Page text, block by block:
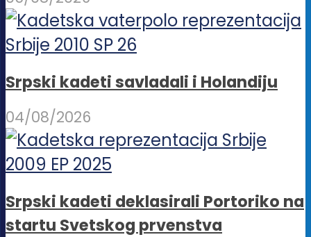
Srpski kadeti savladali i Holandiju
04/08/2026
Srpski kadeti deklasirali Portoriko na
startu Svetskog prvenstva